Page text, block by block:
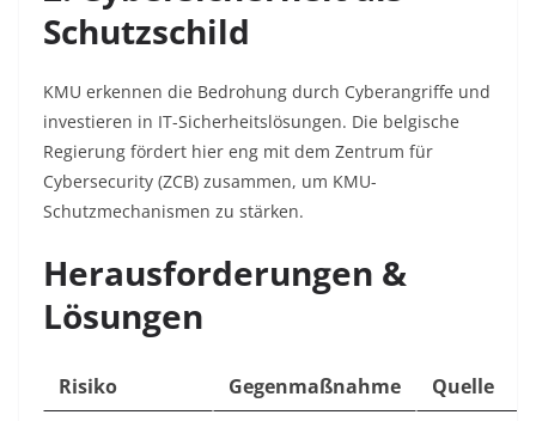
Schutzschild
KMU erkennen die Bedrohung durch Cyberangriffe und
investieren in IT-Sicherheitslösungen. Die belgische
Regierung fördert hier eng mit dem Zentrum für
Cybersecurity (ZCB) zusammen, um KMU-
Schutzmechanismen zu stärken.
Herausforderungen &
Lösungen
Risiko Gegenmaßnahme
Quelle